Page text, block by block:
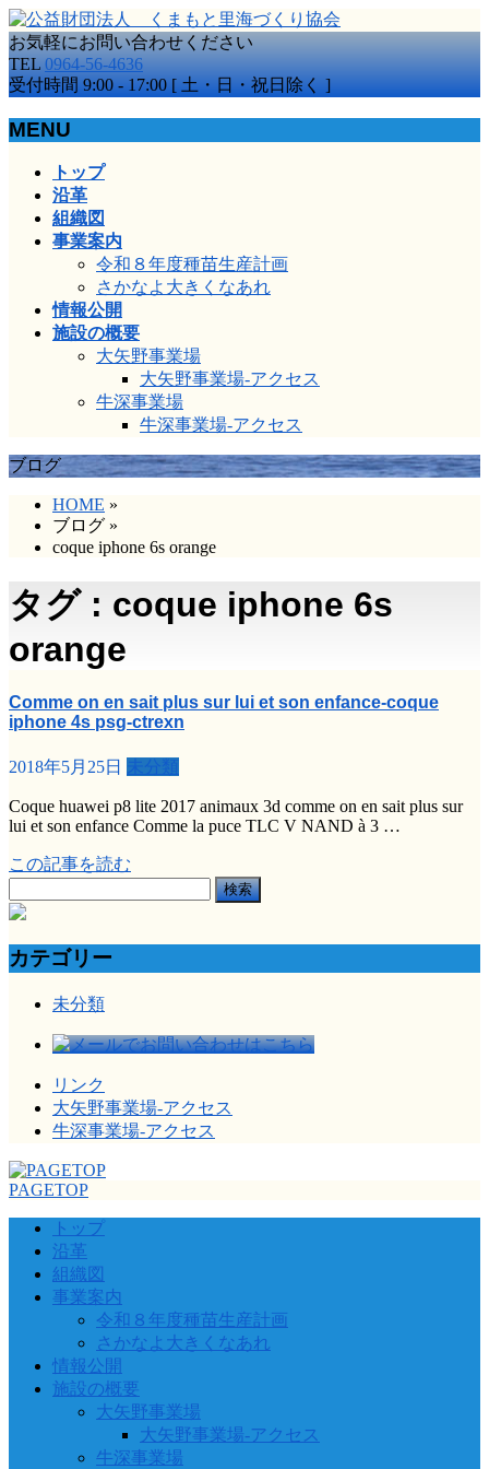
お気軽にお問い合わせください
TEL 0964-56-4636
受付時間 9:00 - 17:00 [ 土・日・祝日除く ]
MENU
トップ
沿革
組織図
事業案内
令和８年度種苗生産計画
さかなよ大きくなあれ
情報公開
施設の概要
大矢野事業場
大矢野事業場-アクセス
牛深事業場
牛深事業場-アクセス
ブログ
HOME »
ブログ »
coque iphone 6s orange
タグ : coque iphone 6s
orange
Comme on en sait plus sur lui et son enfance-coque
iphone 4s psg-ctrexn
2018年5月25日 未分類
Coque huawei p8 lite 2017 animaux 3d comme on en sait plus sur
lui et son enfance Comme la puce TLC V NAND à 3 …
この記事を読む
索:
カテゴリー
未分類
リンク
大矢野事業場-アクセス
牛深事業場-アクセス
PAGETOP
トップ
沿革
組織図
事業案内
令和８年度種苗生産計画
さかなよ大きくなあれ
情報公開
施設の概要
大矢野事業場
大矢野事業場-アクセス
牛深事業場